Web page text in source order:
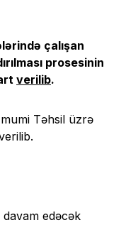
çalışan
prosesinin
verilib.
Təhsil üzrə
edəcək